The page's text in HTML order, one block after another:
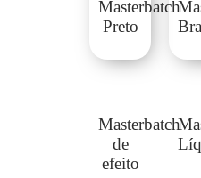
Masterbatch
Preto
Masterbatch
de
efeito